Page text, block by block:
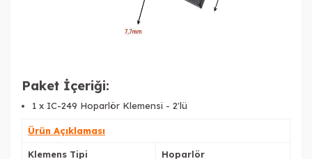
Paket İçeriği:
1 x IC-249 Hoparlör Klemensi - 2'lü
Ürün Açıklaması
Klemens Tipi Hoparlör